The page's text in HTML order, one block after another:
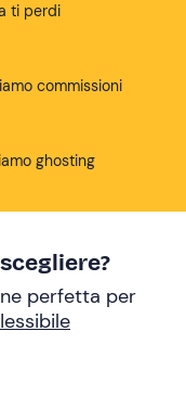
ti perdi
commissioni
ghosting
perfetta per